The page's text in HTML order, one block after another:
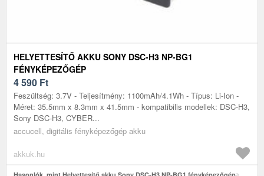
HELYETTESÍTŐ AKKU SONY DSC-H3 NP-BG1
FÉNYKÉPEZŐGÉP
4 590 Ft
Feszültség: 3.7V - Teljesítmény: 1100mAh/4.1Wh - Típus: Li-Ion -
Méret: 35.5mm x 8.3mm x 41.5mm - kompatibilis modellek: DSC-H3,
Sony DSC-H3, CYBER...
accucell, digitális fényképezőgép akku
akkuk.hu